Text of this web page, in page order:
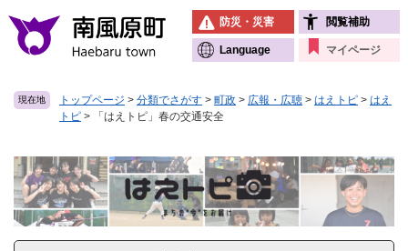
メニューを飛ばして本文へ
防災・災害 閲覧補助
Language マイページ
現在地 トップページ > 分類でさがす > 町政 > 広報・広聴 > はえトピ > はえ
トピ > 「はえトピ」春の交通安全